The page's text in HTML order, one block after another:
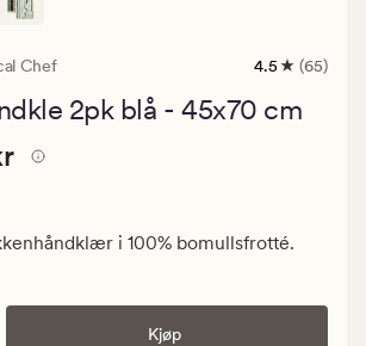
Chef
65
med
4.5 (65)
2pk blå - 45x70 cm
pris
i 100% bomullsfrotté.
Kjøp